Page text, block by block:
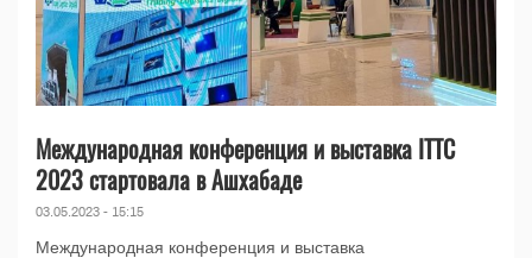
Международная конференция и выставка ITTC
2023 стартовала в Ашхабаде
03.05.2023 - 15:15
Международная конференция и выставка